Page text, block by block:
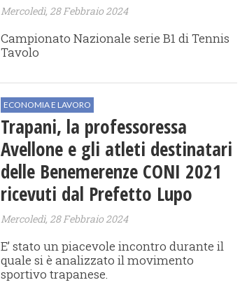
Mercoledì, 28 Febbraio 2024
Campionato Nazionale serie B1 di Tennis
Tavolo
ECONOMIA E LAVORO
Trapani, la professoressa
Avellone e gli atleti destinatari
delle Benemerenze CONI 2021
ricevuti dal Prefetto Lupo
Mercoledì, 28 Febbraio 2024
E’ stato un piacevole incontro durante il
quale si è analizzato il movimento
sportivo trapanese.